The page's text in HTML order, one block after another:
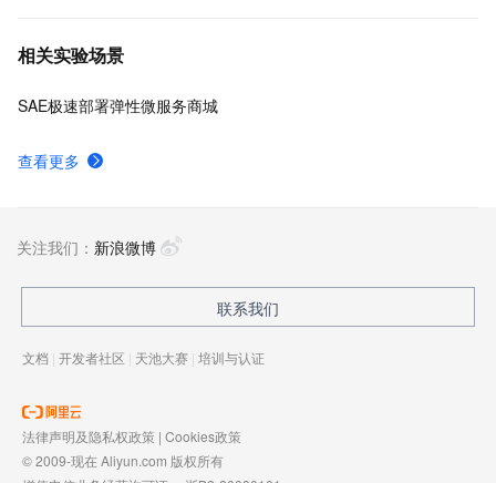
相关实验场景
SAE极速部署弹性微服务商城
查看更多
关注我们： 新浪微博
联系我们
文档 | 开发者社区 | 天池大赛 | 培训与认证
法律声明及隐私权政策 | Cookies政策
© 2009-现在 Aliyun.com 版权所有